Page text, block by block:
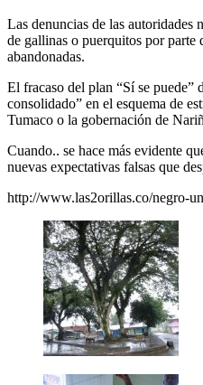
Las denuncias de las autoridades
de gallinas o puerquitos por parte
abandonadas.
El fracaso del plan “Sí se
consolidado” en el esquema de
Tumaco o la gobernación de
Cuando.. se hace más evidente
nuevas expectativas falsas que
http://www.las2orillas.co/negro-